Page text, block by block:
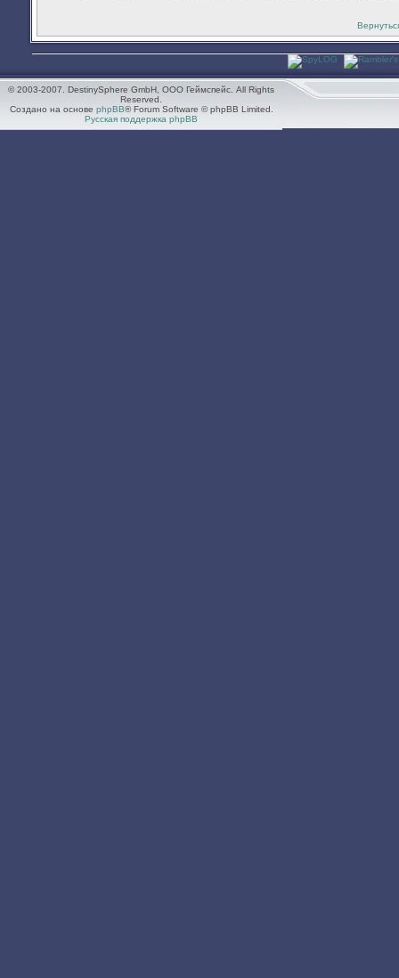
© 2003-2007. DestinySphere GmbH, ООО Геймспейс. All Rights
Reserved.
Создано на основе phpBB® Forum Software © phpBB Limited.
Русская поддержка phpBB